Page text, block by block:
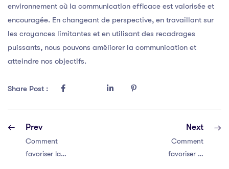
environnement où la communication efficace est valorisée et
encouragée. En changeant de perspective, en travaillant sur
les croyances limitantes et en utilisant des recadrages
puissants, nous pouvons améliorer la communication et
atteindre nos objectifs.
Share Post :
Prev
Comment
favoriser la
Next
Comment
favoriser la